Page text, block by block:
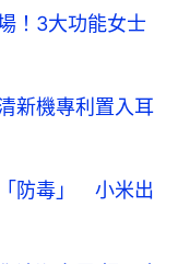
！3大功能女士
新機專利置入耳
「防毒」 小米出